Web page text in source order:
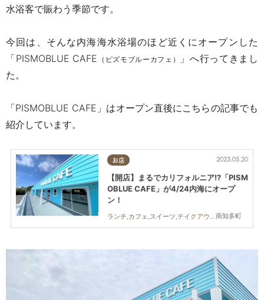
水浴客で賑わう季節です。
今回は、そんな内海海水浴場のほど近くにオープンした
「PISMOBLUE CAFE （ピズモブルーカフェ）
」へ行ってきまし
た。
「PISMOBLUE CAFE 」はオープン直後にこちらの記事でも
紹介しています。
お店
南知多町
2023.05.20
【開店】まるでカリフォルニア!?「PISM
OBLUE CAFE」が4/24内海にオープ
ン！